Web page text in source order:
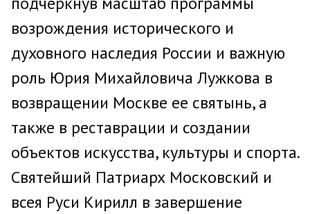
возрождения исторического и
духовного наследия России и важную
роль Юрия Михайловича Лужкова в
возвращении Москве ее святынь, а
также в реставрации и создании
объектов искусства, культуры и спорта.
Святейший Патриарх Московский и
всея Руси Кирилл в завершение